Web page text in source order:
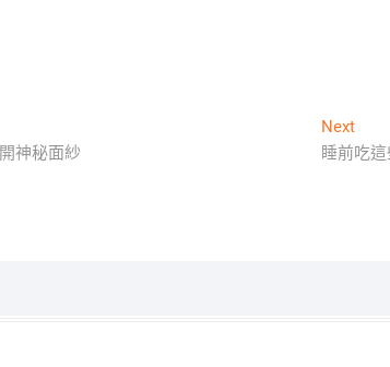
神秘面紗
NextNext
post:
睡前吃